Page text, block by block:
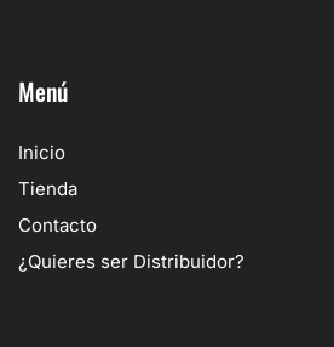
Menú
Inicio
Tienda
Contacto
¿Quieres ser Distribuidor?